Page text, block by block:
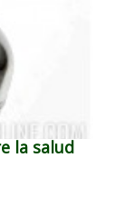
la salud